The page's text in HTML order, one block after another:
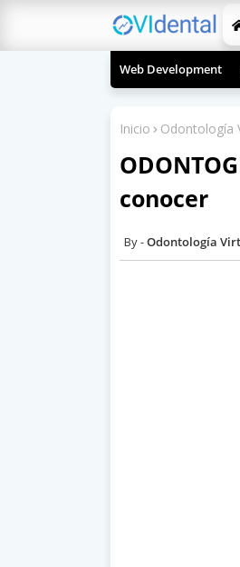
Web Development
Inicio Odontología
conocer
Odontología